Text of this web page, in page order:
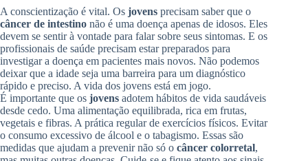
A conscientização é vital. Os jovens precisam saber que o
câncer de intestino não é uma doença apenas de idosos. Eles
devem se sentir à vontade para falar sobre seus sintomas. E os
profissionais de saúde precisam estar preparados para
investigar a doença em pacientes mais novos. Não podemos
deixar que a idade seja uma barreira para um diagnóstico
rápido e preciso. A vida dos jovens está em jogo.
É importante que os jovens adotem hábitos de vida saudáveis
desde cedo. Uma alimentação equilibrada, rica em frutas,
vegetais e fibras. A prática regular de exercícios físicos. Evitar
o consumo excessivo de álcool e o tabagismo. Essas são
medidas que ajudam a prevenir não só o câncer colorretal,